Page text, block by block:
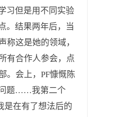
习但是用不同实验
。结果两年后，当
称这是她的领域，
有合作人参会，点
。会上，PF慷慨陈
问题……我第二个
是在有了想法后的